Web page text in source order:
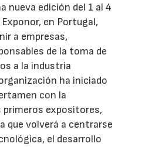
nueva edición del 1 al 4
en Portugal,
a empresas,
de la toma de
a la industria
ha iniciado
con la
expositores,
que volverá a centrarse
el desarrollo